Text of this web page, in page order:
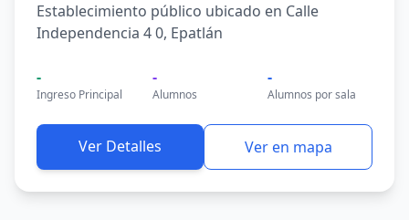
Establecimiento público ubicado en Calle
Independencia 4 0, Epatlán
-
Ingreso Principal
-
Alumnos
-
Alumnos por sala
Ver Detalles Ver en mapa